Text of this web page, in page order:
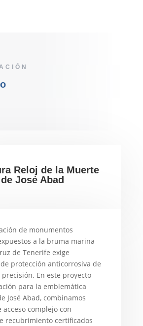
Reloj de la Muerte
de José Abad
de monumentos
a la bruma marina
de Tenerife exige
protección anticorrosiva de
En este proyecto
para la emblemática
José Abad, combinamos
acceso complejo con
recubrimiento certificados